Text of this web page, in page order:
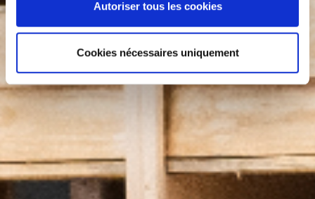
Autoriser tous les cookies
Cookies nécessaires uniquement